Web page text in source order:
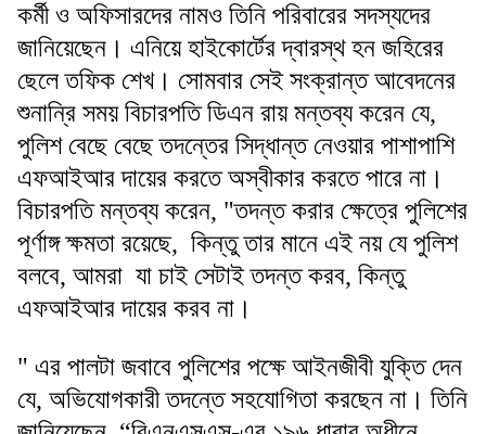
কর্মী ও অফিসারদের নামও তিনি পরিবারের সদস্যদের
জানিয়েছেন। এনিয়ে হাইকোর্টের দ্বারস্থ হন জহিরের
ছেলে তফিক শেখ। সোমবার সেই সংক্রান্ত আবেদনের
শুনান্রি সময় বিচারপতি ডিএন রায় মন্তব্য করেন যে,
পুলিশ বেছে বেছে তদন্তের সিদ্ধান্ত নেওয়ার পাশাপাশি
এফআইআর দায়ের করতে অস্বীকার করতে পারে না।
বিচারপতি মন্তব্য করেন, "তদন্ত করার ক্ষেত্রে পুলিশের
পূর্ণাঙ্গ ক্ষমতা রয়েছে, কিন্তু তার মানে এই নয় যে পুলিশ
বলবে, আমরা যা চাই সেটাই তদন্ত করব, কিন্তু
এফআইআর দায়ের করব না।
" এর পালটা জবাবে পুলিশের পক্ষে আইনজীবী যুক্তি দেন
যে, অভিযোগকারী তদন্তে সহযোগিতা করছেন না। তিনি